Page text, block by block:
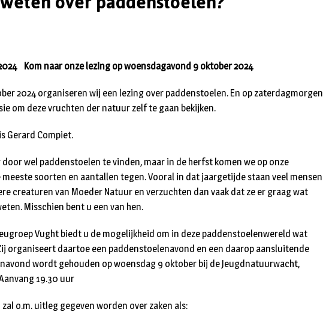
2024 Kom naar onze lezing op woensdagavond 9 oktober 2024
2024 organiseren wij een lezing over paddenstoelen. En op zaterdagmorgen
om deze vruchten der natuur zelf te gaan bekijken.
Gerard Compiet.
wel paddenstoelen te vinden, maar in de herfst komen we op onze
soorten en aantallen tegen. Vooral in dat jaargetijde staan veel mensen
creaturen van Moeder Natuur en verzuchten dan vaak dat ze er graag wat
Misschien bent u een van hen.
Vught biedt u de mogelijkheid om in deze paddenstoelenwereld wat
organiseert daartoe een paddenstoelenavond en een daarop aansluitende
wordt gehouden op woensdag 9 oktober bij de Jeugdnatuurwacht,
19.30 uur
o.m. uitleg gegeven worden over zaken als: